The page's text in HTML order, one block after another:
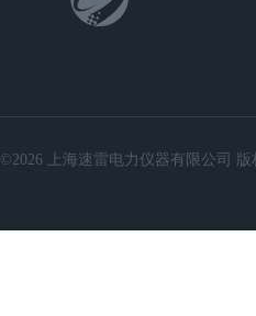
©2026 上海速雷电力仪器有限公司 版